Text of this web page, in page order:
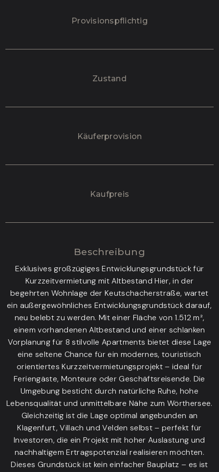
Provisionspflichtig
Zustand
Käufer­provision
Kaufpreis
Beschreibung
Exklusives großzügiges Entwicklungsgrundstück für
Kurzzeitvermietung mit Altbestand Hier, in der
begehrten Wohnlage der Keutschacherstraße, wartet
ein außergewöhnliches Entwicklungsgrundstück darauf,
neu belebt zu werden. Mit einer Fläche von 1.512 m²,
einem vorhandenen Altbestand und einer schlanken
Vorplanung für 8 stilvolle Apartments bietet diese Lage
eine seltene Chance für ein modernes, touristisch
orientiertes Kurzzeitvermietungsprojekt – ideal für
Feriengäste, Monteure oder Geschäftsreisende. Die
Umgebung besticht durch natürliche Ruhe, hohe
Lebensqualität und unmittelbare Nähe zum Wörthersee.
Gleichzeitig ist die Lage optimal angebunden an
Klagenfurt, Villach und Velden selbst – perfekt für
Investoren, die ein Projekt mit hoher Auslastung und
nachhaltigem Ertragspotenzial realisieren möchten.
Dieses Grundstück ist kein einfacher Bauplatz – es ist